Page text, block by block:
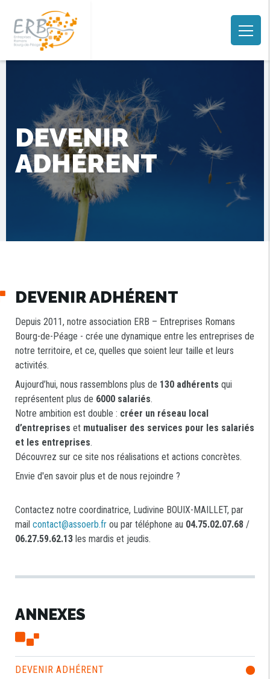
DEVENIR
ADHÉRENT
DEVENIR ADHÉRENT
Depuis 2011, notre association ERB – Entreprises Romans
Bourg-de-Péage - crée une dynamique entre les entreprises de
notre territoire, et ce, quelles que soient leur taille et leurs
activités.
Aujourd’hui, nous rassemblons plus de 130 adhérents qui
représentent plus de 6000 salariés.
Notre ambition est double : créer un réseau local
d’entreprises et mutualiser des services pour les salariés
et les entreprises.
Découvrez sur ce site nos réalisations et actions concrètes.
Envie d'en savoir plus et de nous rejoindre ?
Contactez notre coordinatrice, Ludivine BOUIX-MAILLET, par
mail contact@assoerb.fr ou par téléphone au 04.75.02.07.68 /
06.27.59.62.13 les mardis et jeudis.
ANNEXES
DEVENIR ADHÉRENT